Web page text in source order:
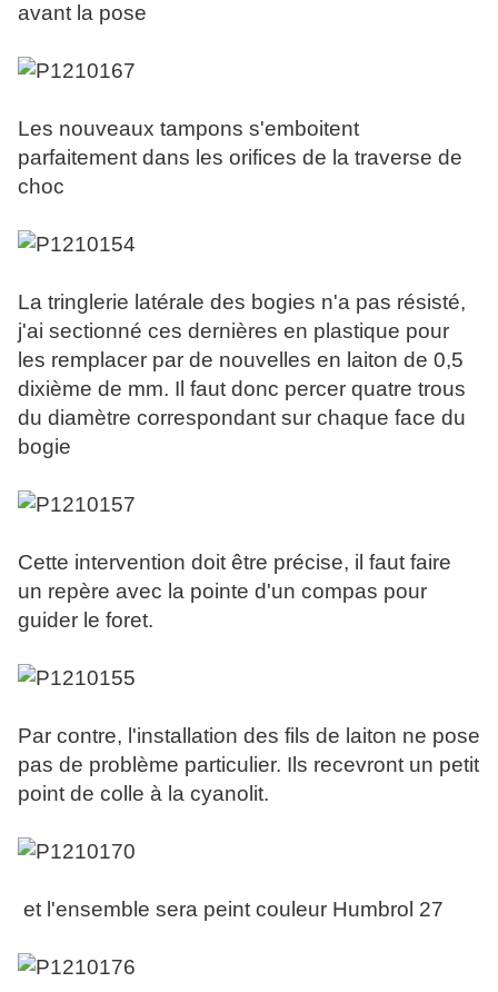
avant la pose
Les nouveaux tampons s'emboitent
parfaitement dans les orifices de la traverse de
choc
La tringlerie latérale des bogies n'a pas résisté,
j'ai sectionné ces dernières en plastique pour
les remplacer par de nouvelles en laiton de 0,5
dixième de mm. Il faut donc percer quatre trous
du diamètre correspondant sur chaque face du
bogie
Cette intervention doit être précise, il faut faire
un repère avec la pointe d'un compas pour
guider le foret.
Par contre, l'installation des fils de laiton ne pose
pas de problème particulier. Ils recevront un petit
point de colle à la cyanolit.
et l'ensemble sera peint couleur Humbrol 27